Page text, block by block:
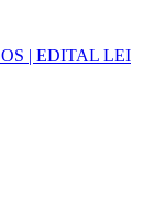
| EDITAL LEI